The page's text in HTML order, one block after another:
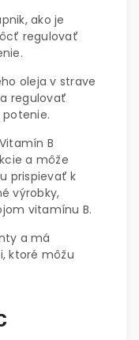
ako je
regulovať
oleja v strave
a regulovať
Vitamín B
a môže
prispievať k
výrobky,
vitamínu B.
a má
ktoré môžu